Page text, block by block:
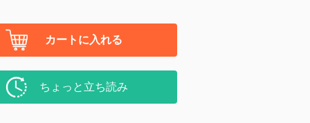
カートに入れる
ちょっと立ち読み